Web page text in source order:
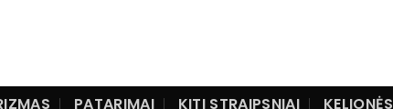
PATARIMAI KITI STRAIPSNIAI KELIONĖS